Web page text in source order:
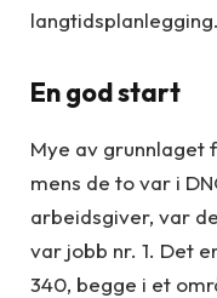
langtidsplanlegging.
En god start
Mye av grunnlaget
mens de to var i
arbeidsgiver, var
var jobb nr. 1. Det
340, begge i et